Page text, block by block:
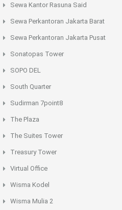
Sewa Kantor Rasuna Said
Sewa Perkantoran Jakarta Barat
Sewa Perkantoran Jakarta Pusat
Sonatopas Tower
SOPO DEL
South Quarter
Sudirman 7point8
The Plaza
The Suites Tower
Treasury Tower
Virtual Office
Wisma Kodel
Wisma Mulia 2